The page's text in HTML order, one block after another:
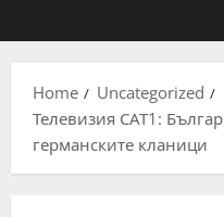
Home
Uncategorized
Телевизия САТ1:
германските кланици